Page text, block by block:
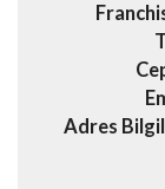
Adres